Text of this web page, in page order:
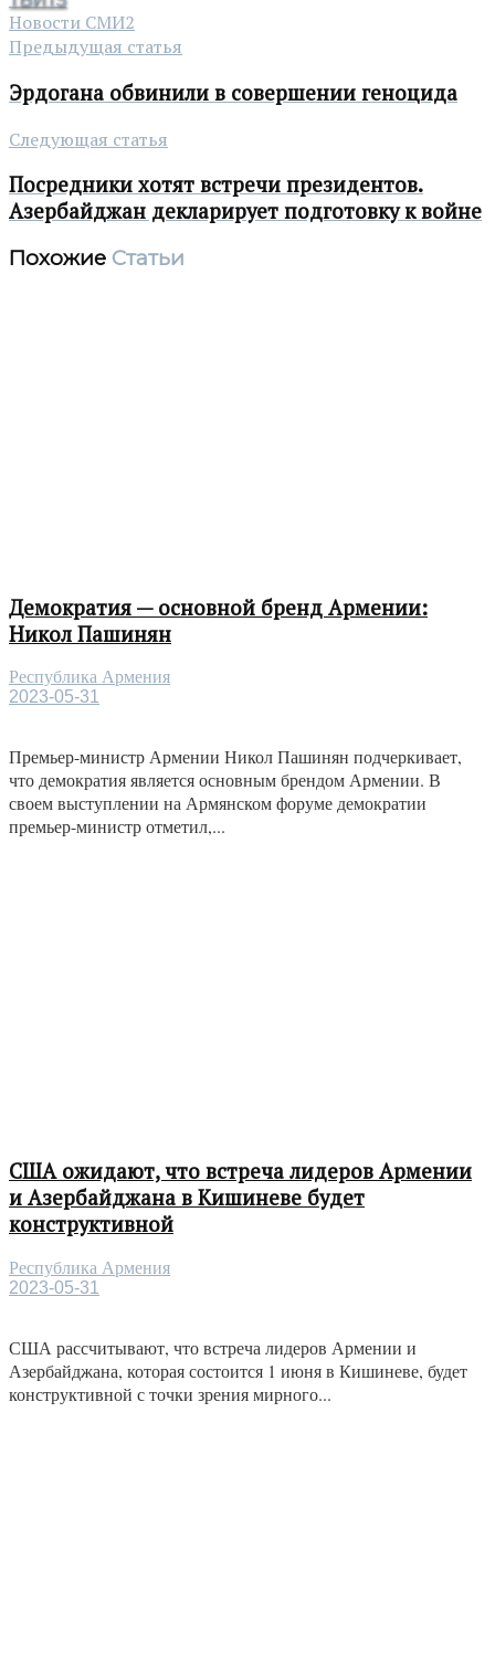
Новости СМИ2
Предыдущая статья
Эрдогана обвинили в совершении геноцида
Следующая статья
Посредники хотят встречи президентов.
Азербайджан декларирует подготовку к войне
Похожие Статьи
Демократия — основной бренд Армении:
Никол Пашинян
Республика Армения
2023-05-31
Премьер-министр Армении Никол Пашинян подчеркивает,
что демократия является основным брендом Армении. В
своем выступлении на Армянском форуме демократии
премьер-министр отметил,...
США ожидают, что встреча лидеров Армении
и Азербайджана в Кишиневе будет
конструктивной
Республика Армения
2023-05-31
США рассчитывают, что встреча лидеров Армении и
Азербайджана, которая состоится 1 июня в Кишиневе, будет
конструктивной с точки зрения мирного...